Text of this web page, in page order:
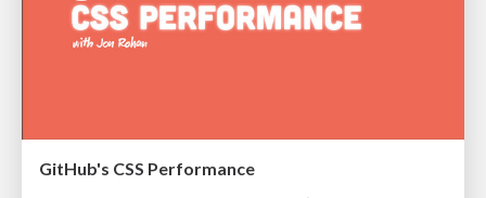
GitHub's CSS Performance